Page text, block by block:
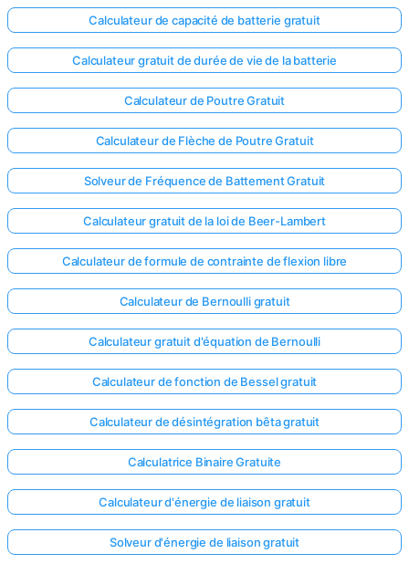
Calculateur de capacité de batterie gratuit
Calculateur gratuit de durée de vie de la batterie
Calculateur de Poutre Gratuit
Calculateur de Flèche de Poutre Gratuit
Solveur de Fréquence de Battement Gratuit
Calculateur gratuit de la loi de Beer-Lambert
Calculateur de formule de contrainte de flexion libre
Calculateur de Bernoulli gratuit
Calculateur gratuit d'équation de Bernoulli
Calculateur de fonction de Bessel gratuit
Calculateur de désintégration bêta gratuit
Calculatrice Binaire Gratuite
Calculateur d'énergie de liaison gratuit
Solveur d'énergie de liaison gratuit